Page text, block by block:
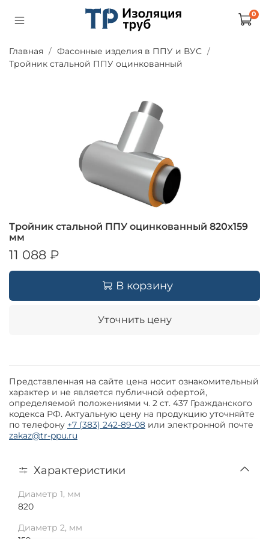
0
Главная
Фасонные изделия в ППУ и ВУС
Тройник стальной ППУ оцинкованный
Тройник стальной ППУ оцинкованный 820х159
мм
11 088 ₽
В корзину
Уточнить цену
Представленная на сайте цена носит ознакомительный
характер и не является публичной офертой,
определяемой положениями ч. 2 ст. 437 Гражданского
кодекса РФ. Актуальную цену на продукцию уточняйте
по телефону +7 (383) 242-89-08 или электронной почте
zakaz@tr-ppu.ru
Характеристики
Диаметр 1, мм
820
Диаметр 2, мм